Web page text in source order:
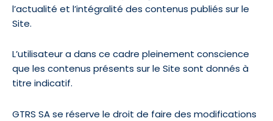
l’actualité et l’intégralité des contenus publiés sur le
Site.
L’utilisateur a dans ce cadre pleinement conscience
que les contenus présents sur le Site sont donnés à
titre indicatif.
GTRS SA se réserve le droit de faire des modifications